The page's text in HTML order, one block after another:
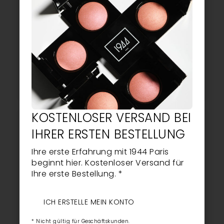
4.50
DAS WUNDERÖL
20,30 EUR
AJOUTER AU PANIER
4.50
DAS WUNDERÖL MIT
20,30EUR
LIRE LA SUITE
KOSTENLOSER VERSAND BEI
IHRER ERSTEN BESTELLUNG
Ihre erste Erfahrung mit 1944 Paris
beginnt hier. Kostenloser Versand für
Ihre erste Bestellung. *
ICH ERSTELLE MEIN KONTO
* Nicht gültig für Geschäftskunden.